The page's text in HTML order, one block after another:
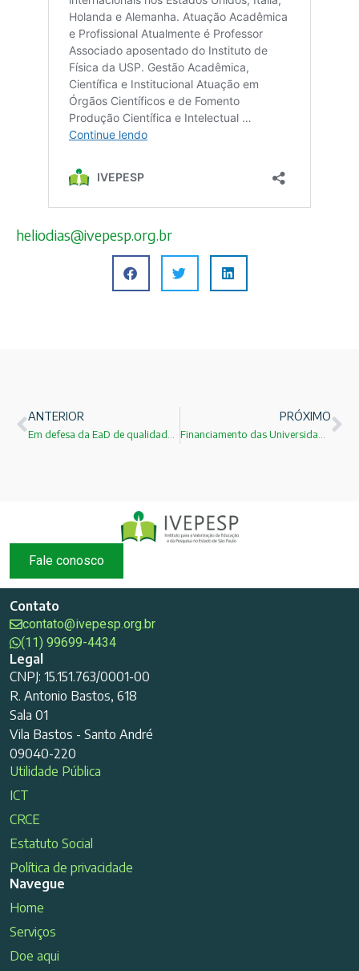
heliodias@ivepesp.org.br
ANTERIOR PRÓXIMO
Fale conosco
Contato
contato@ivepesp.org.br
(11) 99699-4434
Legal
CNPJ: 15.151.763/0001-00
R. Antonio Bastos, 618
Sala 01
Vila Bastos - Santo André
09040-220
Utilidade Pública
ICT
CRCE
Estatuto Social
Política de privacidade
Navegue
Home
Serviços
Doe aqui